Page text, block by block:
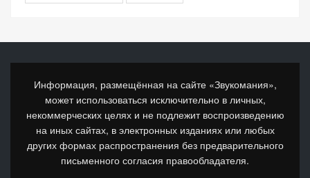
Информация, размещённая на сайте «Звукомания»,
может использоваться исключительно в личных,
некоммерческих целях и не подлежит воспроизведению
на иных сайтах, в электронных изданиях или любых
других формах распространения без предварительного
письменного согласия правообладателя.